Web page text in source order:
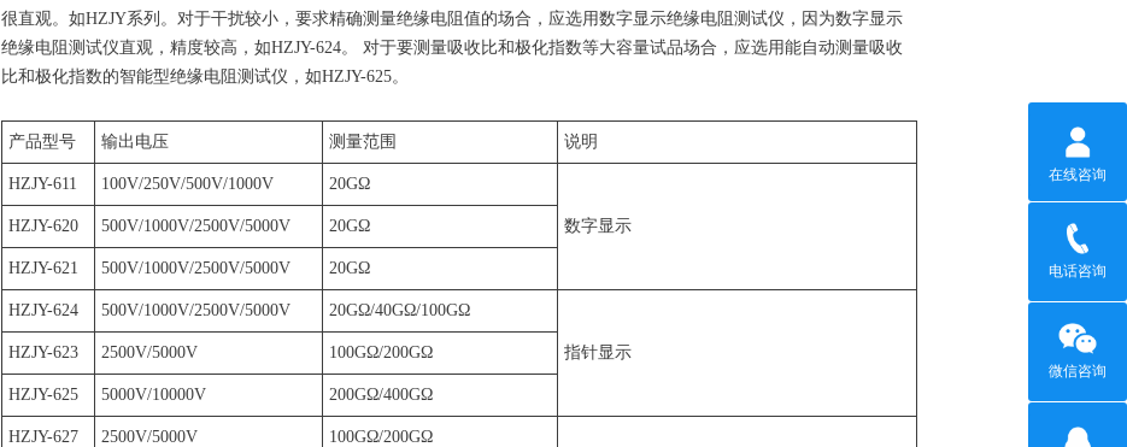
很直观。如HZJY系列。对于干扰较小，要求精确测量绝缘电阻值的场合，应选用数字显示绝缘电阻测试仪，因为数字显示
绝缘电阻测试仪直观，精度较高，如HZJY-624。 对于要测量吸收比和极化指数等大容量试品场合，应选用能自动测量吸收
比和极化指数的智能型绝缘电阻测试仪，如HZJY-625。
产品型号 输出电压 测量范围 说明
HZJY-611 100V/250V/500V/1000V 20GΩ
数字显示
HZJY-620 500V/1000V/2500V/5000V 20GΩ
HZJY-621 500V/1000V/2500V/5000V 20GΩ
HZJY-624 500V/1000V/2500V/5000V 20GΩ/40GΩ/100GΩ
指针显示
HZJY-623 2500V/5000V 100GΩ/200GΩ
HZJY-625 5000V/10000V 200GΩ/400GΩ
HZJY-627 2500V/5000V
100GΩ/200GΩ
在线咨询
电话咨询
微信咨询